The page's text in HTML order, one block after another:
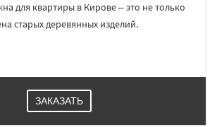
для квартиры в Кирове – это не только
старых деревянных изделий.
ЗАКАЗАТЬ